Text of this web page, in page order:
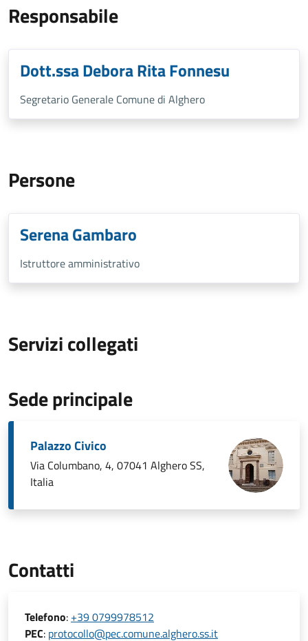
Responsabile
Dott.ssa Debora Rita Fonnesu
Segretario Generale Comune di Alghero
Persone
Serena Gambaro
Istruttore amministrativo
Servizi collegati
Sede principale
Palazzo Civico
Via Columbano, 4, 07041 Alghero SS,
Italia
Contatti
Telefono: +39 0799978512
PEC: protocollo@pec.comune.alghero.ss.it